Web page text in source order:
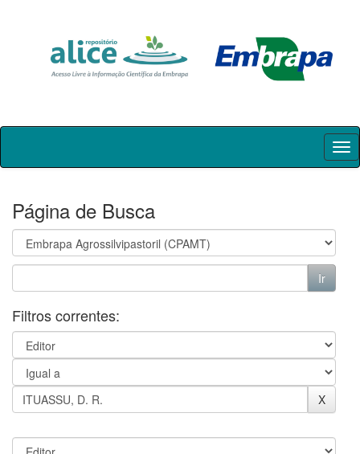
Skip
Página de Busca
Filtros correntes: